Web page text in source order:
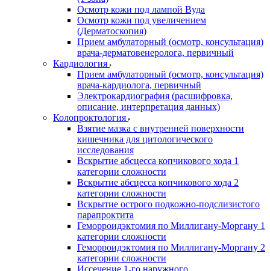
Осмотр кожи под лампой Вуда
Осмотр кожи под увеличением
(Дерматоскопия)
Прием амбулаторный (осмотр, консультация)
врача-дерматовенеролога, первичный
Кардиология
Прием амбулаторный (осмотр, консультация)
врача-кардиолога, первичный
Электрокардиография (расшифровка,
описание, интерпретация данных)
Колопроктология
Взятие мазка с внутренней поверхности
кишечника для цитологического
исследования
Вскрытие абсцесса копчикового хода 1
категории сложности
Вскрытие абсцесса копчикового хода 2
категории сложности
Вскрытие острого подкожно-подслизистого
парапроктита
Геморроидэктомия по Миллигану-Моргану 1
категории сложности
Геморроидэктомия по Миллигану-Моргану 2
категории сложности
Иссечение 1-го наружного